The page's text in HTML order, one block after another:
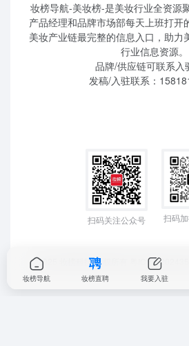
妆榜导航-美妆榜-是美妆行业全资源
产品经理和品牌市场部每天上班打开
美妆产业链最完整的信息入口，助力
行业信息资源。
品牌/供应链可联系入
发稿/入驻联系：
扫码关注公众号 扫码
©2025 妆榜科技 版权所有 粤ICP备
妆榜导航 妆榜直聘 我要入驻